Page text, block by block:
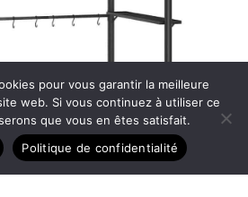
pour vous garantir la meilleure
web. Si vous continuez à utiliser ce
que vous en êtes satisfait.
Politique de confidentialité